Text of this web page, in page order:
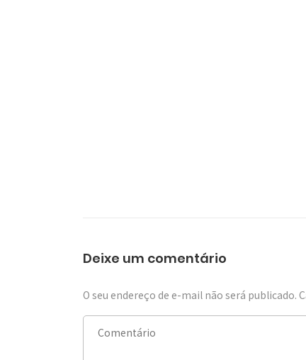
Deixe um comentário
O seu endereço de e-mail não será publicado.